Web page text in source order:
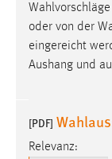
oder von der
eingereicht
Aushang und
[PDF]
Relevanz:
Cookie
30 Tage
Name:
chat-frame-